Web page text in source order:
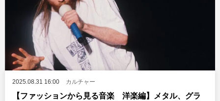
2025.08.31 16:00 カルチャー
【ファッションから見る音楽 洋楽編】メタル、グラ